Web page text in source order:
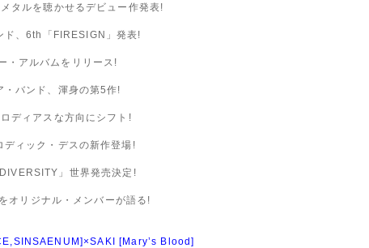
タルを聴かせるデビュー作発表!
ド、6th「FIRESIGN」発表!
・アルバムをリリース!
・バンド、渾身の第5作!
ディアスな方向にシフト!
ディック・デスの新作登場!
」世界発売決定!
オリジナル・メンバーが語る!
[Mary’s Blood]